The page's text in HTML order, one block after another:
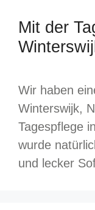
Mit der
Wir haben
Winterswijk,
Tagespflege
wurde
und lecker